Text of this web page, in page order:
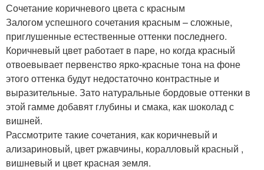
Сочетание коричневого цвета с красным
Залогом успешного сочетания красным – сложные,
приглушенные естественные оттенки последнего.
Коричневый цвет работает в паре, но когда красный
отвоевывает первенство ярко-красные тона на фоне
этого оттенка будут недостаточно контрастные и
выразительные. Зато натуральные бордовые оттенки в
этой гамме добавят глубины и смака, как шоколад с
вишней.
Рассмотрите такие сочетания, как коричневый и
ализариновый, цвет ржавчины, коралловый красный ,
вишневый и цвет красная земля.